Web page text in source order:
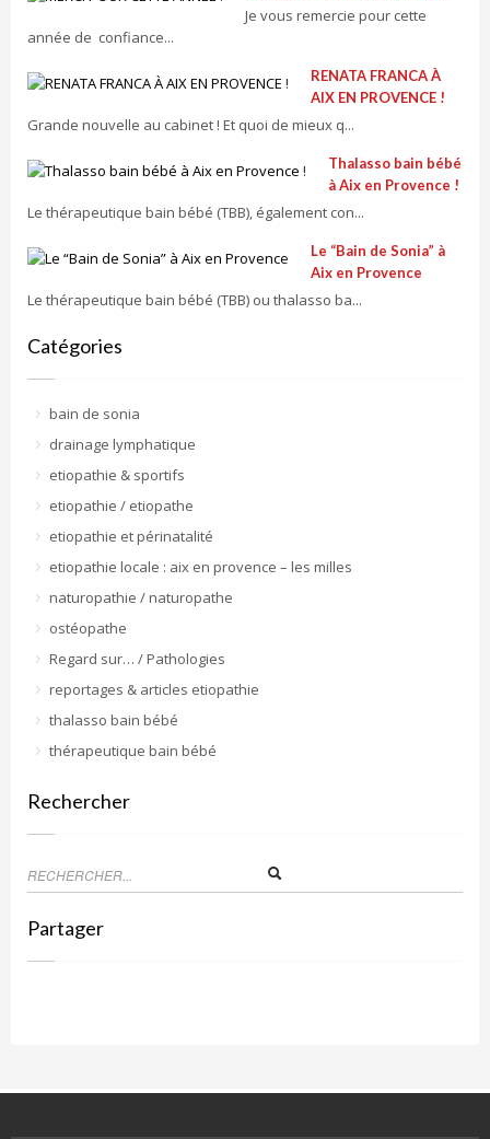
Je vous remercie pour cette
année de confiance...
RENATA FRANCA À
AIX EN PROVENCE !
Grande nouvelle au cabinet ! Et quoi de mieux q...
Thalasso bain bébé
à Aix en Provence !
Le thérapeutique bain bébé (TBB), également con...
Le “Bain de Sonia” à
Aix en Provence
Le thérapeutique bain bébé (TBB) ou thalasso ba...
Catégories
bain de sonia
drainage lymphatique
etiopathie & sportifs
etiopathie / etiopathe
etiopathie et périnatalité
etiopathie locale : aix en provence – les milles
naturopathie / naturopathe
ostéopathe
Regard sur… / Pathologies
reportages & articles etiopathie
thalasso bain bébé
thérapeutique bain bébé
Rechercher
Partager